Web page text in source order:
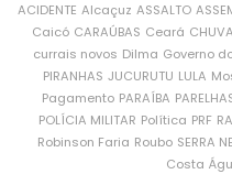
ACIDENTE Alcaçuz ASSALTO
Caicó CARAÚBAS Ceará CHUVA
currais novos Dilma Governo
PIRANHAS JUCURUTU LULA
Pagamento PARAÍBA
POLÍCIA MILITAR Política PRF
Robinson Faria Roubo SERRA
Costa